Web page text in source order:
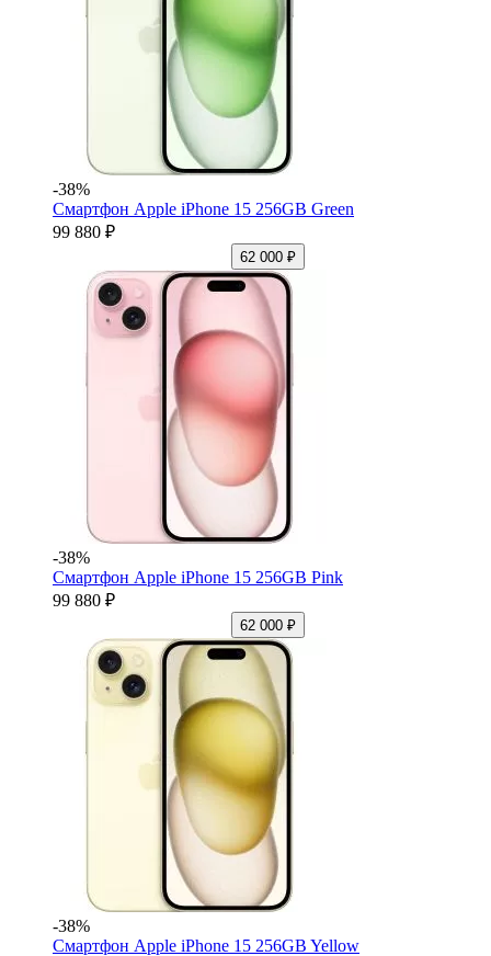
-38%
Смартфон Apple iPhone 15 256GB Green
99 880 ₽
62 000 ₽
-38%
Смартфон Apple iPhone 15 256GB Pink
99 880 ₽
62 000 ₽
-38%
Смартфон Apple iPhone 15 256GB Yellow